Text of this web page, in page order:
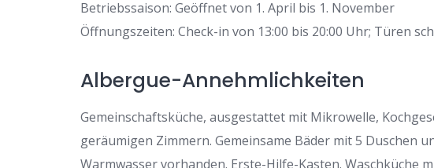
Betriebssaison: Geöffnet von 1. April bis 1. November
Öffnungszeiten: Check-in von 13:00 bis 20:00 Uhr; Türen
Albergue-Annehmlichkeiten
Gemeinschaftsküche, ausgestattet mit Mikrowelle,
geräumigen Zimmern. Gemeinsame Bäder mit 5 Duschen
Warmwasser vorhanden. Erste-Hilfe-Kasten. Waschküche